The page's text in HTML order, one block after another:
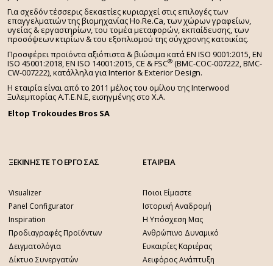
– Ποιότητα και βαθύ χρώμα
– Εύκολος καθαρισμός, υψηλή αντοχή σε
καθαριστικά & χημικά
Όλοι οι πάγκοι κουζίνας που παράγει η εταιρίας
μας μπορούν να συνοδευτούν από ομοιόχρωμο
τραπέζι, πάσο ή νησίδα ειδικού σχεδίου. Σας
παρουσιάζουμε τη νέα εξειδικευμένη υπηρεσία μας
TopShapeγια πάγκους Fenix, με την οποία εσείς
φύλλα φλούδας φορμάικας &ομοιόχρωμα
του ίδιου χρώματος, τόσο στις οριζόντιες όσο
& στις κάθετες επιφάνειες
Για σχεδόν τέσσερις δεκαετίες κυριαρχεί στις επιλογές των
επαγγελματιών της βιομηχανίας Ho.Re.Ca, των χώρων γραφείων,
υγείας & εργαστηρίων, του τομέα μεταφορών, εκπαίδευσης, των
προσόψεων κτιρίων & του εξοπλισμού της σύγχρονης κατοικίας.
Προσφέρει προϊόντα αξιόπιστα & βιώσιμα κατά EN ISO 9001:2015, EN
ISO 45001:2018, EN ISO 14001:2015,CE & FSC® (BMC-COC-007222, BMC-
CW-007222), κατάλληλα για Interior & Exterior Design.
Η εταιρία είναι από το 2011 μέλος του ομίλου της Interwood
Ξυλεμπορίας Α.Τ.Ε.Ν.Ε, εισηγμένης στο Χ.A.
Eltop Trokoudes Bros SA
ΞΕΚΙΝΗΣΤΕ ΤΟ ΕΡΓΟ ΣΑΣ
Visualizer
Panel Configurator
Inspiration
Προδιαγραφές Προϊόντων
Δειγματολόγια
Δίκτυο Συνεργατών
ΕΤΑΙΡΕΙΑ
Ποιοι Είμαστε
Ιστορική Αναδρομή
Η Υπόσχεση Μας
Ανθρώπινο Δυναμικό
Ευκαιρίες Καριέρας
Αειφόρος Ανάπτυξη